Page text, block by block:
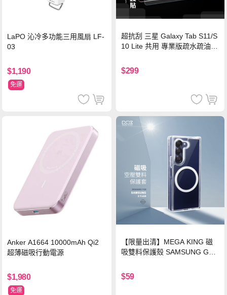
LaPO 沁冷多功能三用風扇 LF-
03
$1,190
免運
超抗刮 三星 Galaxy Tab S11/S
10 Lite 共用 專業版疏水疏油9
$299
Anker A1664 10000mAh Qi2
超薄磁吸行動電源
$1,980
免運
【限量出清】MEGA KING 磁
吸雙料保護殼 SAMSUNG Gala
$59